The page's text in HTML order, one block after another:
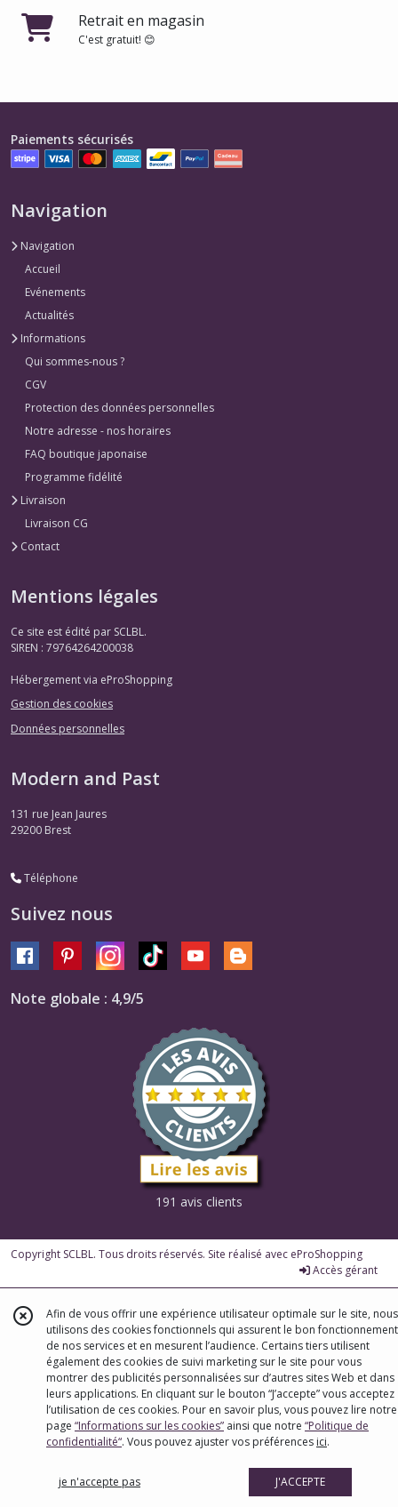
Retrait en magasin
C'est gratuit! 😊
Paiements sécurisés
Navigation
Navigation
Accueil
Evénements
Actualités
Informations
Qui sommes-nous ?
CGV
Protection des données personnelles
Notre adresse - nos horaires
FAQ boutique japonaise
Programme fidélité
Livraison
Livraison CG
Contact
Mentions légales
Ce site est édité par SCLBL.
SIREN : 79764264200038
Hébergement via eProShopping
Gestion des cookies
Données personnelles
Modern and Past
131 rue Jean Jaures
29200 Brest
Téléphone
Suivez nous
Note globale : 4,9/5
191 avis clients
Copyright SCLBL. Tous droits réservés. Site réalisé avec eProShopping
Accès gérant
Afin de vous offrir une expérience utilisateur optimale sur le site, nous
utilisons des cookies fonctionnels qui assurent le bon fonctionnement
de nos services et en mesurent l’audience. Certains tiers utilisent
également des cookies de suivi marketing sur le site pour vous
montrer des publicités personnalisées sur d’autres sites Web et dans
leurs applications. En cliquant sur le bouton “J’accepte” vous acceptez
l’utilisation de ces cookies. Pour en savoir plus, vous pouvez lire notre
page “Informations sur les cookies” ainsi que notre “Politique de
confidentialité“. Vous pouvez ajuster vos préférences ici.
je n'accepte pas J'ACCEPTE